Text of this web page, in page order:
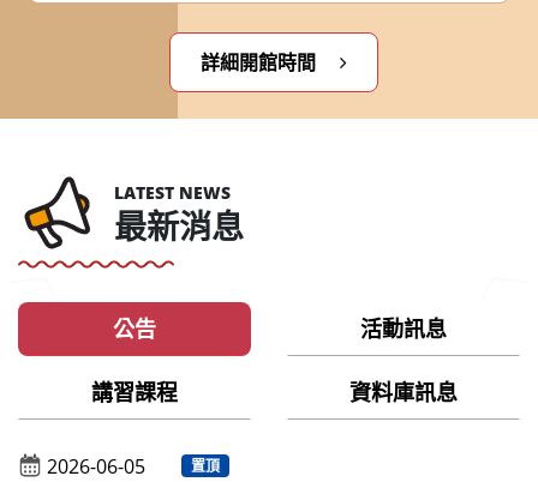
詳細開館時間
LATEST NEWS
最新消息
公告 活動訊息
講習課程 資料庫訊息
2026-06-05 置頂